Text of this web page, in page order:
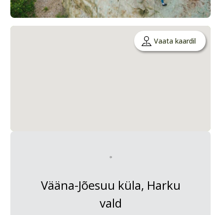
Vaata kaardil
Vääna-Jõesuu küla, Harku
vald